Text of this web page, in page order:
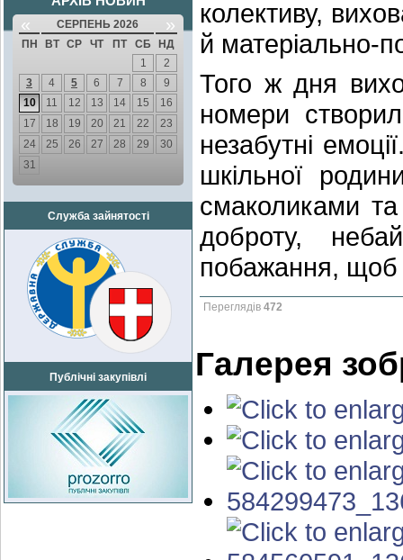
« СЕРПЕНЬ 2026 »
ПН ВТ СР ЧТ ПТ СБ
НД
1
2
3
4 5 6 7 8
9
10
11 12 13 14 15
16
17
18 19 20 21 22
23
24
25 26 27 28 29
30
31
Служба зайнятості
Публічні закупівлі
колективу,
й матеріально-
Того ж дня
номери
незабутні
шкільної
смаколиками
доброту,
побажання, щоб
Переглядів 472
Галерея